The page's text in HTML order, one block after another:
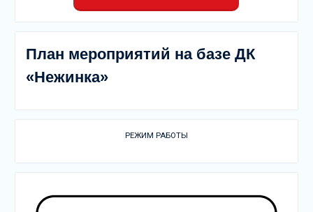
План мероприятий на базе ДК
«Нежинка»
РЕЖИМ РАБОТЫ